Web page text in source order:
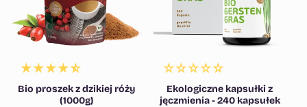
Bio proszek z dzikiej róży
(1000g)
Ekologiczne kapsułki z
jęczmienia - 240 kapsułek